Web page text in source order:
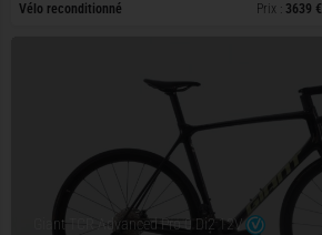
Vélo reconditionné Prix : 3639 €
Giant TCR Advanced Pro 0 Di2 12V